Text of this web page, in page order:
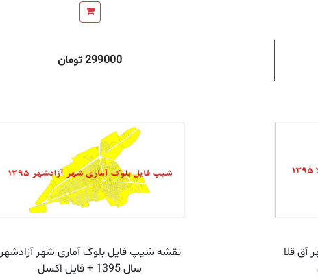
299000 تومان
آق قلا
نقشه شیپ فایل بلوک آماری شهر آزادشهر
سال 1395 + فايل اكسل